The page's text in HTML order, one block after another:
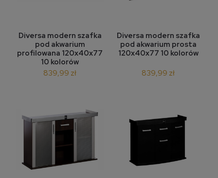
Diversa modern szafka
pod akwarium
profilowana 120x40x77
10 kolorów
839,99 zł
Diversa modern szafka
pod akwarium prosta
120x40x77 10 kolorów
839,99 zł